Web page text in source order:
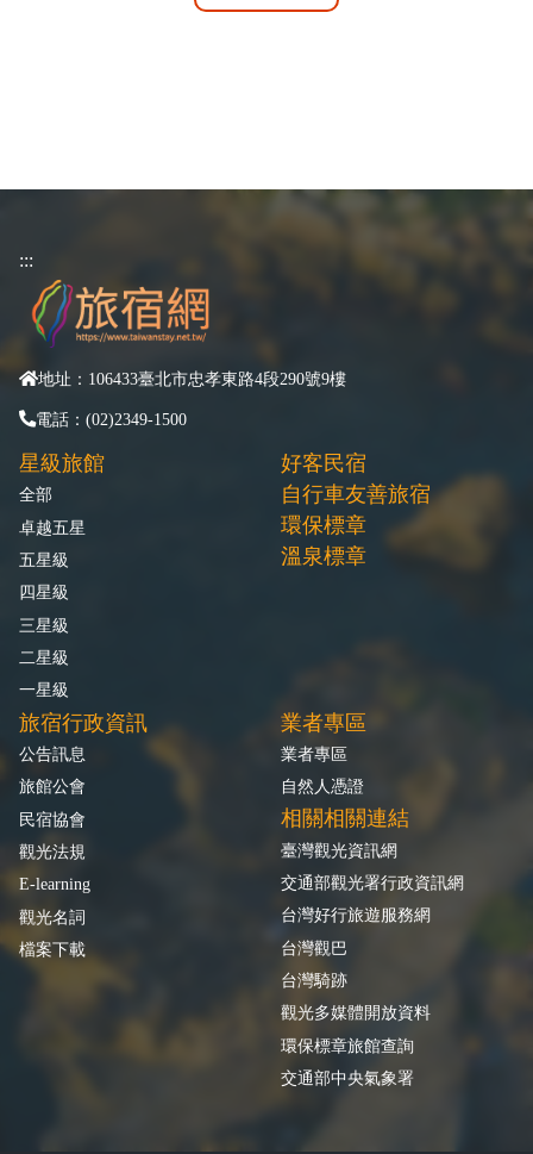
:::
地址：106433臺北市忠孝東路4段290號9樓
電話：(02)2349-1500
星級旅館
全部
卓越五星
五星級
四星級
三星級
二星級
一星級
好客民宿
自行車友善旅宿
環保標章
溫泉標章
旅宿行政資訊
公告訊息
旅館公會
民宿協會
觀光法規
E-learning
觀光名詞
檔案下載
業者專區
業者專區
自然人憑證
相關相關連結
臺灣觀光資訊網
交通部觀光署行政資訊網
台灣好行旅遊服務網
台灣觀巴
台灣騎跡
觀光多媒體開放資料
環保標章旅館查詢
交通部中央氣象署